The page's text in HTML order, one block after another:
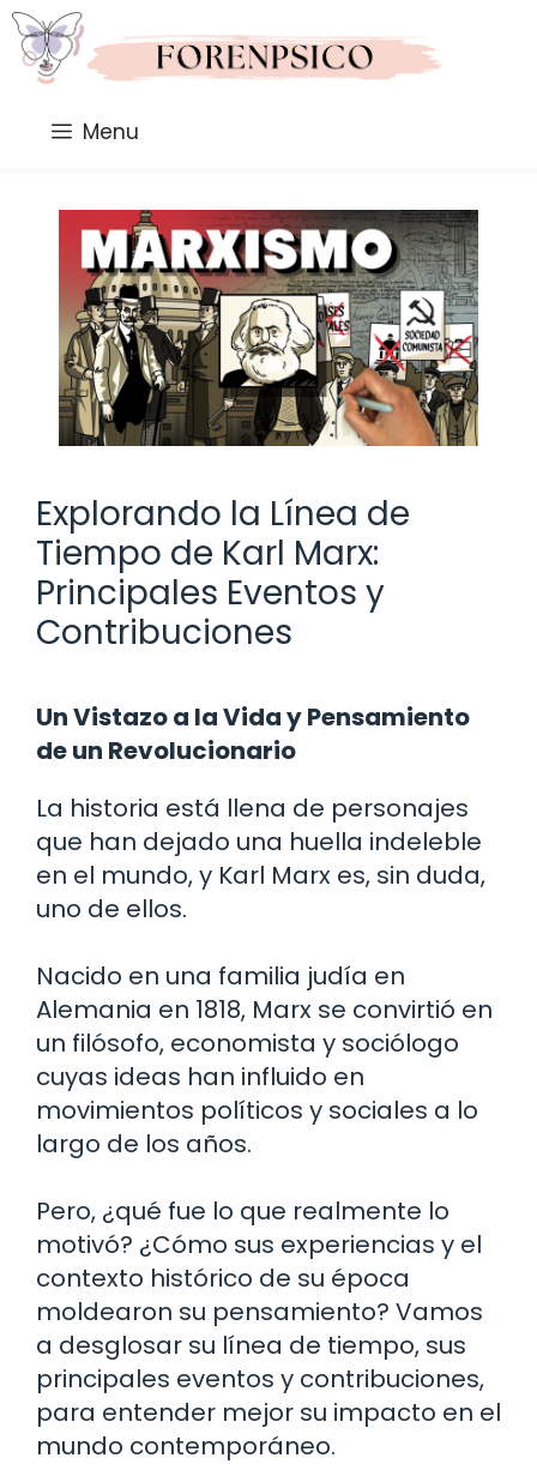
Saltar
al
contenido
Menu
Explorando la Línea de
Tiempo de Karl Marx:
Principales Eventos y
Contribuciones
Un Vistazo a la Vida y Pensamiento
de un Revolucionario
La historia está llena de personajes
que han dejado una huella indeleble
en el mundo, y Karl Marx es, sin duda,
uno de ellos.
Nacido en una familia judía en
Alemania en 1818, Marx se convirtió en
un filósofo, economista y sociólogo
cuyas ideas han influido en
movimientos políticos y sociales a lo
largo de los años.
Pero, ¿qué fue lo que realmente lo
motivó? ¿Cómo sus experiencias y el
contexto histórico de su época
moldearon su pensamiento? Vamos
a desglosar su línea de tiempo, sus
principales eventos y contribuciones,
para entender mejor su impacto en el
mundo contemporáneo.